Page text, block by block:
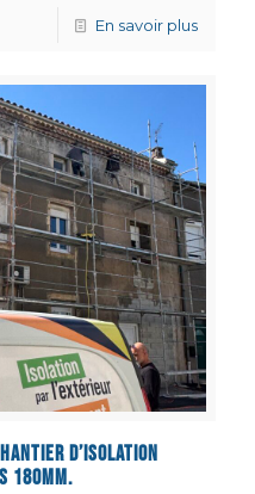
En savoir plus
d’isolation